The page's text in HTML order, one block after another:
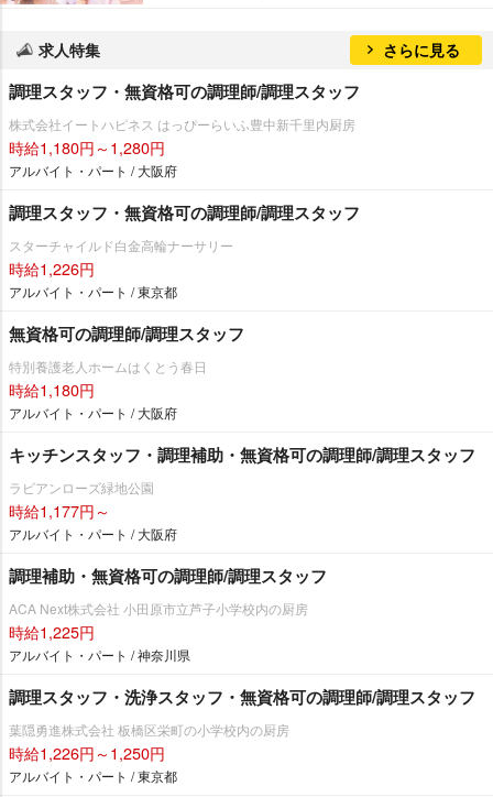
求人特集 さらに見る
調理スタッフ・無資格可の調理師/調理スタッフ
株式会社イートハピネス はっぴーらいふ豊中新千里内厨房
時給1,180円～1,280円
アルバイト・パート / 大阪府
調理スタッフ・無資格可の調理師/調理スタッフ
スターチャイルド白金高輪ナーサリー
時給1,226円
アルバイト・パート / 東京都
無資格可の調理師/調理スタッフ
特別養護老人ホームはくとう春日
時給1,180円
アルバイト・パート / 大阪府
キッチンスタッフ・調理補助・無資格可の調理師/調理スタッフ
ラビアンローズ緑地公園
時給1,177円～
アルバイト・パート / 大阪府
調理補助・無資格可の調理師/調理スタッフ
ACA Next株式会社 小田原市立芦子小学校内の厨房
時給1,225円
アルバイト・パート / 神奈川県
調理スタッフ・洗浄スタッフ・無資格可の調理師/調理スタッフ
葉隠勇進株式会社 板橋区栄町の小学校内の厨房
時給1,226円～1,250円
アルバイト・パート / 東京都